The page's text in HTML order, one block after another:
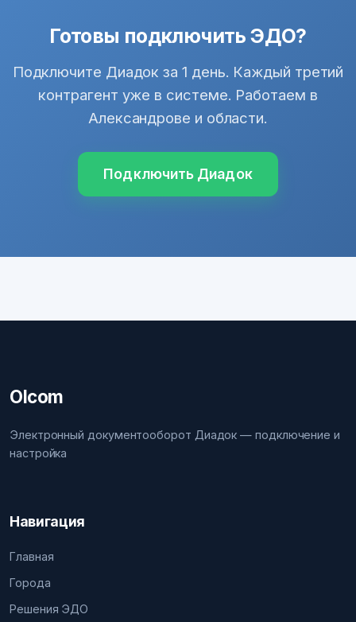
Готовы подключить ЭДО?
Подключите Диадок за 1 день. Каждый третий
контрагент уже в системе. Работаем в
Александрове и области.
Подключить Диадок
Olcom
Электронный документооборот Диадок — подключение и
настройка
Навигация
Главная
Города
Решения ЭДО